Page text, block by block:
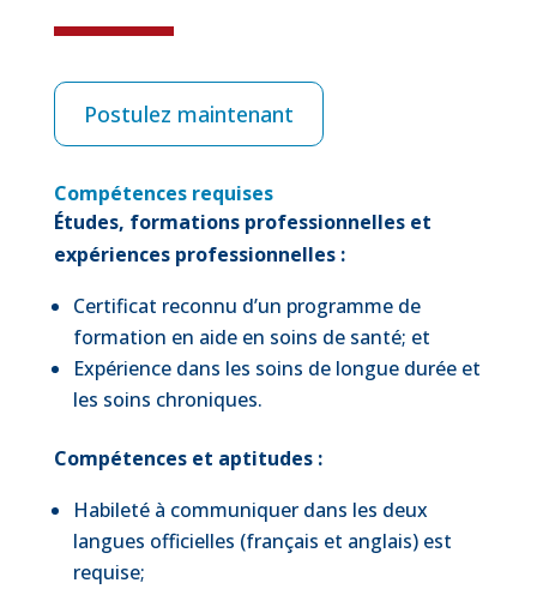
Postulez maintenant
Compétences requises
Études, formations professionnelles et
expériences professionnelles :
Certificat reconnu d’un programme de
formation en aide en soins de santé; et
Expérience dans les soins de longue durée et
les soins chroniques.
Compétences et aptitudes :
Habileté à communiquer dans les deux
langues officielles (français et anglais) est
requise;